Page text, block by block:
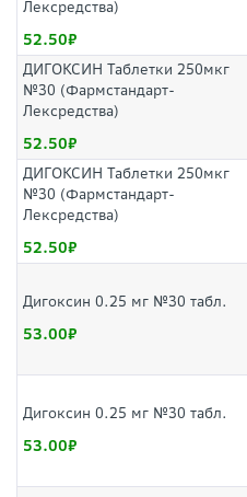
Лексредства)
52.50
ДИГОКСИН Таблетки 250мкг
№30 (Фармстандарт-
Лексредства)
52.50
ДИГОКСИН Таблетки 250мкг
№30 (Фармстандарт-
Лексредства)
52.50
Дигоксин 0.25 мг №30 табл.
53.00
Дигоксин 0.25 мг №30 табл.
53.00